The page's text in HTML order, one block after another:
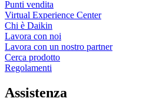
Punti vendita
Virtual Experience Center
Chi è Daikin
Lavora con noi
Lavora con un nostro partner
Cerca prodotto
Regolamenti
Assistenza